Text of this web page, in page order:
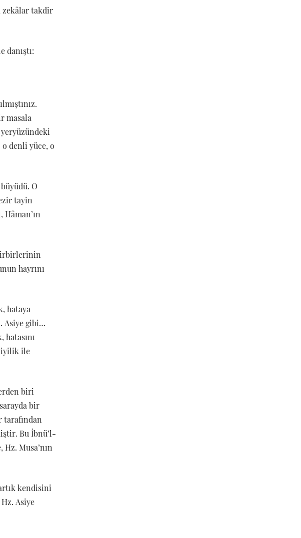
zekâlar takdir
danıştı:
masala
denli yüce, o
O
tayin
hayrını
hataya
Asiye gibi…
iyilik ile
biri
bir
tarafından
Bu İbnü’l-
Musa’nın
kendisini
Asiye